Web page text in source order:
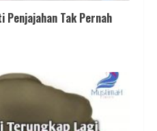
Penjajahan Tak Pernah